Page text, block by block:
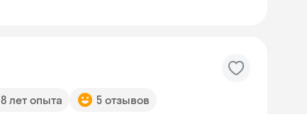
8 лет опыта 5 отзывов